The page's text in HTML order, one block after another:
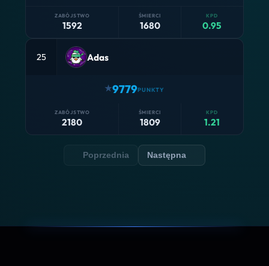
1592 1680 0.95
25 Adas
9779
2180 1809 1.21
Poprzednia Następna